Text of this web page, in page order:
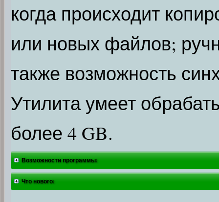
когда происходит
или новых файлов;
также возможность
Утилита умеет
более 4 GB.
Возможности программы:
Что нового: